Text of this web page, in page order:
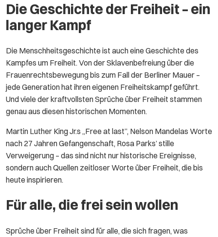
Die Geschichte der Freiheit – ein
langer Kampf
Die Menschheitsgeschichte ist auch eine Geschichte des
Kampfes um Freiheit. Von der Sklavenbefreiung über die
Frauenrechtsbewegung bis zum Fall der Berliner Mauer –
jede Generation hat ihren eigenen Freiheitskampf geführt.
Und viele der kraftvollsten Sprüche über Freiheit stammen
genau aus diesen historischen Momenten.
Martin Luther King Jr.s „Free at last”, Nelson Mandelas Worte
nach 27 Jahren Gefangenschaft, Rosa Parks’ stille
Verweigerung – das sind nicht nur historische Ereignisse,
sondern auch Quellen zeitloser Worte über Freiheit, die bis
heute inspirieren.
Für alle, die frei sein wollen
Sprüche über Freiheit sind für alle, die sich fragen, was